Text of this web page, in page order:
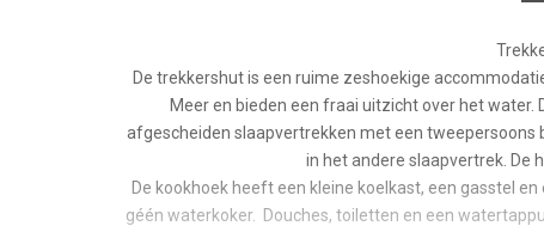
De trekkershut is een ruime zeshoekige
Meer en bieden een fraai uitzicht over het
afgescheiden slaapvertrekken met een tweepersoons
in het andere slaapvertrek. De
De kookhoek heeft een kleine koelkast, een gasstel
géén waterkoker. Douches, toiletten en een